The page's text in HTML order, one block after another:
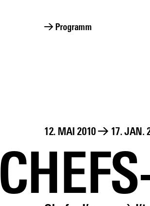
→ Programm
12. MAI 2010→ 17. JAN.